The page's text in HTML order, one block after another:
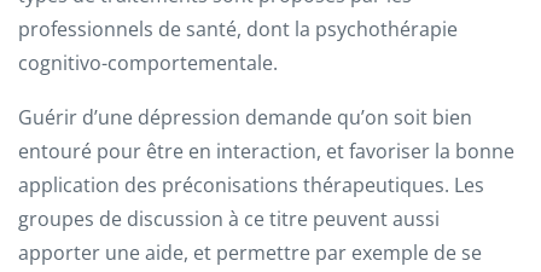
professionnels de santé, dont la psychothérapie
cognitivo-comportementale.
Guérir d’une dépression demande qu’on soit bien
entouré pour être en interaction, et favoriser la bonne
application des préconisations thérapeutiques. Les
groupes de discussion à ce titre peuvent aussi
apporter une aide, et permettre par exemple de se